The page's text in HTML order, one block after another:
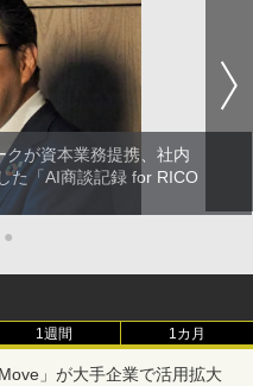
クが資本業務提携、社内
た「AI商談記録 for RICO
●
1週間 1カ月
」が大手企業で活用拡大